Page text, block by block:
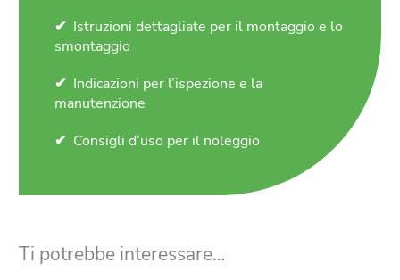
Istruzioni dettagliate per il montaggio e lo
smontaggio
Indicazioni per l’ispezione e la
manutenzione
Consigli d’uso per il noleggio
Ti potrebbe interessare…